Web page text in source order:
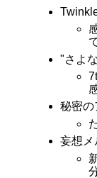
"さよ
秘密の
妄想メ